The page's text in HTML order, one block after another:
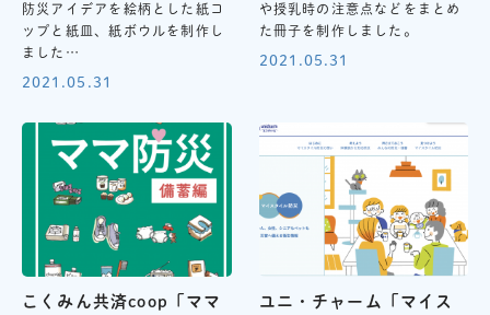
防災アイデアを絵柄とした紙コ
ップと紙皿、紙ボウルを制作し
ました…
2021.05.31
や授乳時の注意点などをまとめ
た冊子を制作しました。
2021.05.31
こくみん共済coop「ママ
ユニ・チャーム「マイス